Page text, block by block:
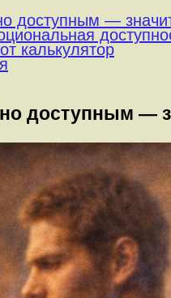
доступным —
калькулятор
доступным —